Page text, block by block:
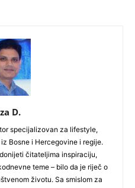
D.
specijalizovan za lifestyle,
Bosne i Hercegovine i regije.
čitateljima inspiraciju,
teme – bilo da je riječ o
životu. Sa smislom za